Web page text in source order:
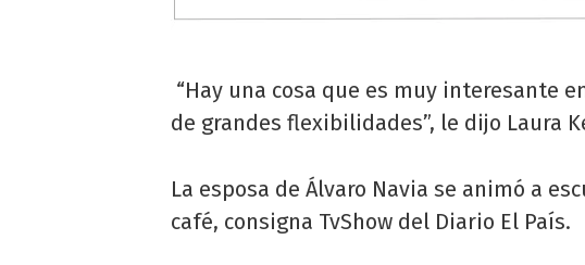
“Hay una cosa que es muy interesante
de grandes flexibilidades”, le dijo Laura
La esposa de Álvaro Navia se animó a
café, consigna TvShow del Diario El País.